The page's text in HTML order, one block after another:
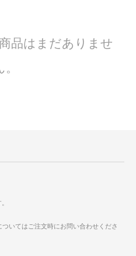
品はまだありませ
いてはご注文時にお問い合わせくださ